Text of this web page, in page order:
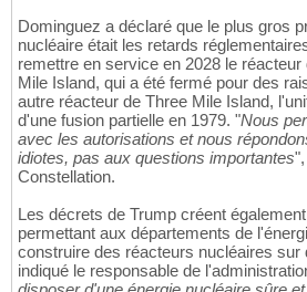
Dominguez a déclaré que le plus gros
nucléaire était les retards
remettre en service en 2028 le réacteur
Mile Island, qui a été fermé pour des
autre réacteur de Three Mile Island,
d'une fusion partielle en 1979. "Nous
avec les autorisations et nous
idiotes, pas aux questions importantes
Constellation.
Les décrets de Trump créent
permettant aux départements de
construire des réacteurs nucléaires sur
indiqué le responsable de